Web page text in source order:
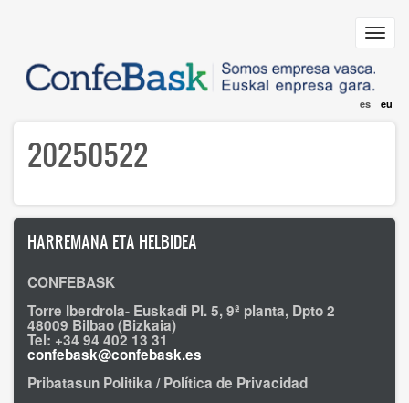
content
es eu
20250522
HARREMANA ETA HELBIDEA
CONFEBASK
Torre Iberdrola- Euskadi Pl. 5, 9ª planta, Dpto 2
48009 Bilbao (Bizkaia)
Tel: +34 94 402 13 31
confebask@confebask.es
Pribatasun Politika / Política de Privacidad